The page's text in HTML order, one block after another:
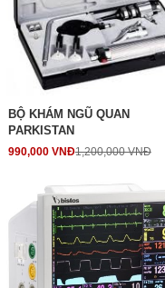
BỘ KHÁM NGŨ QUAN
PARKISTAN
990,000 VNĐ1,200,000 VNĐ